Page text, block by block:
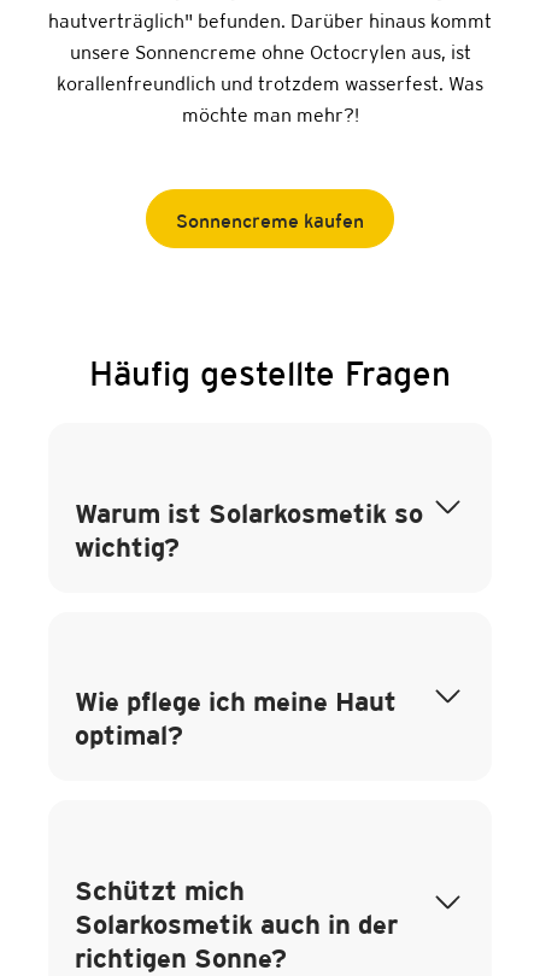
hautverträglich" befunden. Darüber hinaus kommt
unsere Sonnencreme ohne Octocrylen aus, ist
korallenfreundlich und trotzdem wasserfest. Was
möchte man mehr?!
Sonnencreme kaufen
Häufig gestellte Fragen
Warum ist Solarkosmetik so
wichtig?
Wie pflege ich meine Haut
optimal?
Schützt mich
Solarkosmetik auch in der
richtigen Sonne?